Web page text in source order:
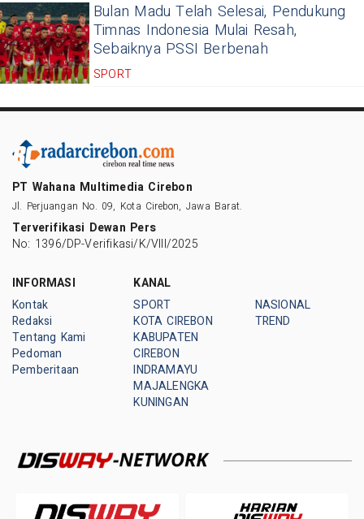
Bulan Madu Telah Selesai, Pendukung
Timnas Indonesia Mulai Resah,
Sebaiknya PSSI Berbenah
SPORT
PT Wahana Multimedia Cirebon
Jl. Perjuangan No. 09, Kota Cirebon, Jawa Barat.
Terverifikasi Dewan Pers
No: 1396/DP-Verifikasi/K/VIII/2025
INFORMASI
Kontak
Redaksi
Tentang Kami
Pedoman
Pemberitaan
KANAL
SPORT
KOTA CIREBON
KABUPATEN
CIREBON
INDRAMAYU
MAJALENGKA
KUNINGAN
NASIONAL
TREND